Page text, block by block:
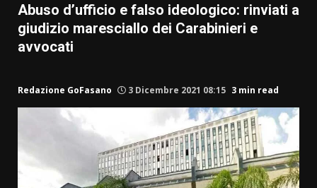
Abuso d’ufficio e falso ideologico: rinviati a
giudizio maresciallo dei Carabinieri e
avvocati
Redazione GoFasano 3 Dicembre 2021 08:15 3 min read